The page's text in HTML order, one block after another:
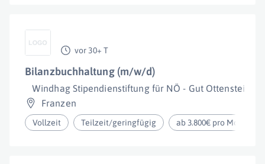
vor 30+ T
Bilanzbuchhaltung (m/w/d)
Windhag Stipendienstiftung für NÖ - Gut Ottenstein
Franzen
Vollzeit Teilzeit/geringfügig ab 3.800€ pro Monat